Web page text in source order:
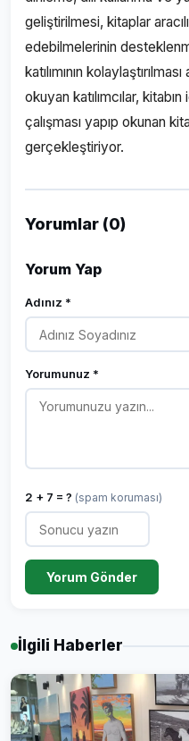
geliştirilmesi, kitaplar
edebilmelerinin
katılımının
okuyan katılımcılar,
çalışması yapıp okunan
gerçekleştiriyor.
Yorumlar (0)
Yorum Yap
Adınız *
Yorumunuz *
2 + 7 = ? (spam koruması)
Yorum Gönder
İlgili Haberler